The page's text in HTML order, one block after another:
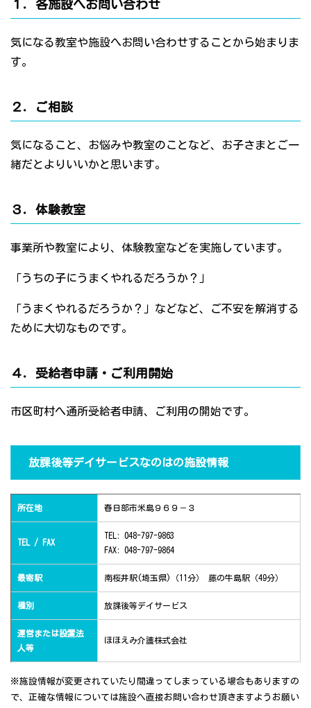
１．各施設へお問い合わせ
気になる教室や施設へお問い合わせすることから始まりま
す。
２．ご相談
気になること、お悩みや教室のことなど、お子さまとご一
緒だとよりいいかと思います。
３．体験教室
事業所や教室により、体験教室などを実施しています。
「うちの子にうまくやれるだろうか？」
「うまくやれるだろうか？」などなど、ご不安を解消する
ために大切なものです。
４．受給者申請・ご利用開始
市区町村へ通所受給者申請、ご利用の開始です。
放課後等デイサービスなのはの施設情報
所在地 春日部市米島９６９－３
TEL / FAX
TEL: 048-797-9863
FAX: 048-797-9864
最寄駅 南桜井駅(埼玉県)（11分） 藤の牛島駅（49分）
種別 放課後等デイサービス
運営または設置法
人等
ほほえみ介護株式会社
※施設情報が変更されていたり間違ってしまっている場合もありますの
で、正確な情報については施設へ直接お問い合わせ頂きますようお願い